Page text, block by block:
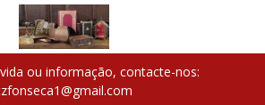
ou informação, contacte-nos: